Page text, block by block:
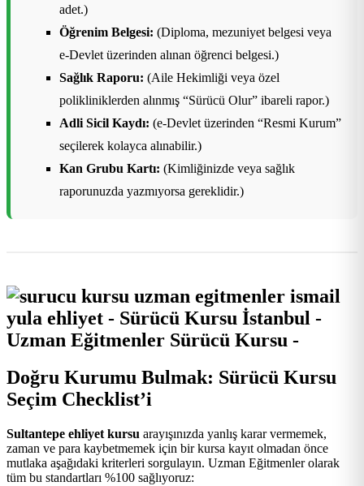
adet.)
Öğrenim Belgesi: (Diploma, mezuniyet belgesi veya
e-Devlet üzerinden alınan öğrenci belgesi.)
Sağlık Raporu: (Aile Hekimliği veya özel
polikliniklerden alınmış “Sürücü Olur” ibareli rapor.)
Adli Sicil Kaydı: (e-Devlet üzerinden “Resmi Kurum”
seçilerek kolayca alınabilir.)
Kan Grubu Kartı: (Kimliğinizde veya sağlık
raporunuzda yazmıyorsa gereklidir.)
Doğru Kurumu Bulmak: Sürücü Kursu
Seçim Checklist’i
Sultantepe ehliyet kursu arayışınızda yanlış karar vermemek,
zaman ve para kaybetmemek için bir kursa kayıt olmadan önce
mutlaka aşağıdaki kriterleri sorgulayın. Uzman Eğitmenler olarak
tüm bu standartları %100 sağlıyoruz: